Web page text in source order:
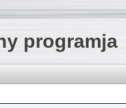
programja